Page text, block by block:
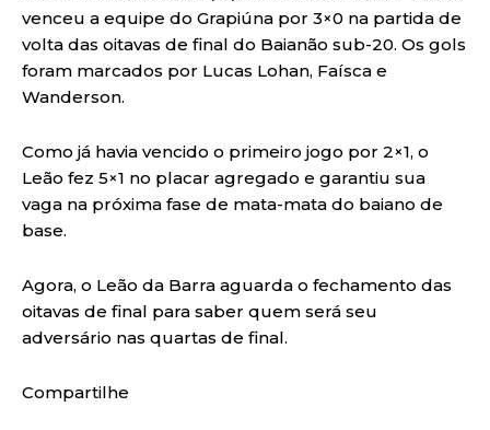
venceu a equipe do Grapiúna por 3×0 na partida de
volta das oitavas de final do Baianão sub-20. Os gols
foram marcados por Lucas Lohan, Faísca e
Wanderson.
Como já havia vencido o primeiro jogo por 2×1, o
Leão fez 5×1 no placar agregado e garantiu sua
vaga na próxima fase de mata-mata do baiano de
base.
Agora, o Leão da Barra aguarda o fechamento das
oitavas de final para saber quem será seu
adversário nas quartas de final.
Compartilhe